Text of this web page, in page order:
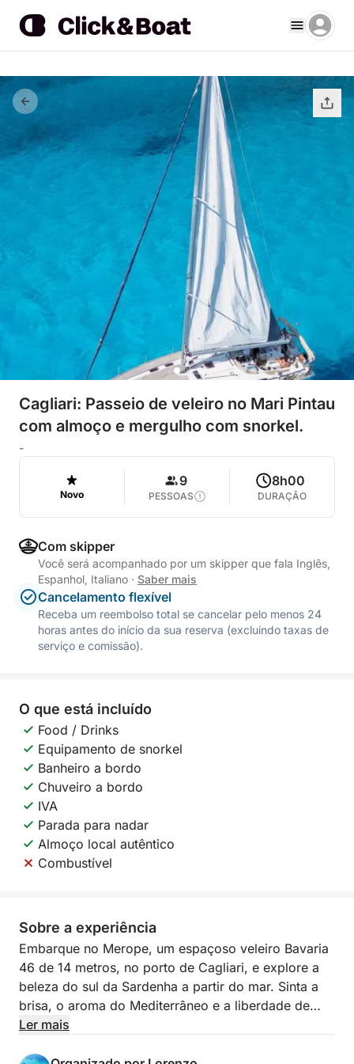
Cagliari: Passeio de veleiro no Mari Pintau
com almoço e mergulho com snorkel.
-
Novo
9
PESSOAS
8h00
DURAÇÃO
Com skipper
Você será acompanhado por um skipper que fala Inglês,
Espanhol, Italiano · Saber mais
Cancelamento flexível
Receba um reembolso total se cancelar pelo menos 24
horas antes do início da sua reserva (excluindo taxas de
serviço e comissão).
O que está incluído
Food / Drinks
Equipamento de snorkel
Banheiro a bordo
Chuveiro a bordo
IVA
Parada para nadar
Almoço local autêntico
Combustível
Sobre a experiência
Embarque no Merope, um espaçoso veleiro Bavaria
46 de 14 metros, no porto de Cagliari, e explore a
beleza do sul da Sardenha a partir do mar. Sinta a
brisa, o aroma do Mediterrâneo e a liberdade de
uma verdadeira aventura à vela pelo Golfo dos
Ler mais